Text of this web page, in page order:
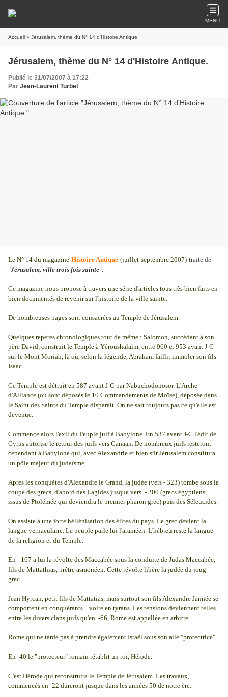
MENU
Accueil » Jérusalem, thème du N° 14 d'Histoire Antique.
Jérusalem, thème du N° 14 d'Histoire Antique.
Publié le 31/07/2007 à 17:22
Par Jean-Laurent Turbet
Le N° 14 du magazine Histoire Antique (juillet-septembre 2007) traite de
"Jérusalem, ville trois fois sainte".
Ce magazine nous propose à travers une série d'articles tous très bien faits en
bien documentés de revenir sur l'histoire de la ville sainte.
De nombreuses pages sont consacrées au Temple de Jérusalem.
Quelques repères chronologiques tout de même : Salomon, succédant à son
père David, construit le Temple à Yéroushalaïm, entre 960 et 953 avant J-C
sur le Mont Moriah, là où, selon la légende, Abraham faillit immoler son fils
Isaac.
Ce Temple est détruit en 587 avant J-C par Nabuchodonosor. L'Arche
d'Alliance (où sont déposés le 10 Commandements de Moïse), déposée dans
le Saint des Saints du Temple disparait. On ne sait toujours pas ce qu'elle est
devenue.
Commence alors l'exil du Peuple juif à Babylone. En 537 avant J-C l'édit de
Cyrus autorise le retour des juifs vers Canaan. De nombreux juifs resteront
cependant à Babylone qui, avec Alexandrie et bien sûr Jérusalem constitura
un pôle majeur du judaïsme.
Après les conquètes d'Alexandre le Grand, la judée (vers - 323) tombe sous la
coupe des grecs, d'abord des Lagides jusque vers - 200 (grecs égyptiens,
issus de Ptolémée qui deviendra le premier pharon grec) puis des Séleucides.
On assiste à une forte héllénisation des élites du pays. Le grec devient la
langue vernaculaire. Le peuple parle lui l'araméen. L'hébreu reste la langue
de la religion et du Temple.
En - 167 a lui la révolte des Maccabée sous la conduite de Judas Maccabée,
fils de Mattathias, prêtre asmonéen. Cette révolte libère la judée du joug
grec.
Jean Hyrcan, petit fils de Mattatias, mais surtout son fils Alexandre Jannée se
comportent en conquérants... voire en tyrans. Les tensions deviennent telles
entre les divers clans juifs qu'en -66, Rome est appellée en arbitre.
Rome qui ne tarde pas à prendre également Israël sous son aile "protectrice".
En -40 le "protecteur" romain rétablit un roi, Hérode.
C'est Hérode qui reconstruira le Temple de Jérusalem. Les travaux,
commencés en -22 dureront jusque dans les années 50 de notre ère.